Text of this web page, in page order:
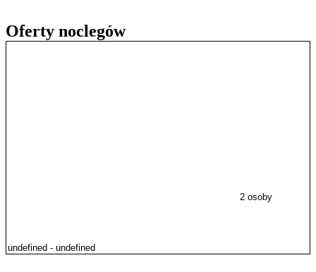
Oferty noclegów
2 osoby